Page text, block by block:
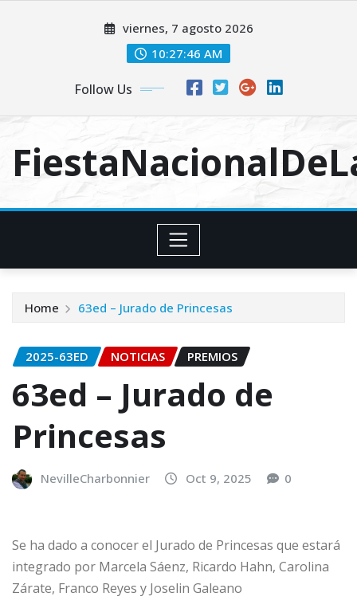
viernes, 7 agosto 2026
10:27:46 AM
Follow Us
Home 63ed – Jurado de Princesas
2025-63ED NOTICIAS PREMIOS
63ed – Jurado de
Princesas
NevilleCharbonnier Oct 9, 2025 0
Se ha dado a conocer el Jurado de Princesas que estará
integrado por Marcela Sáenz, Ricardo Hahn, Carolina
Zárate, Franco Reyes y Joselin Galeano